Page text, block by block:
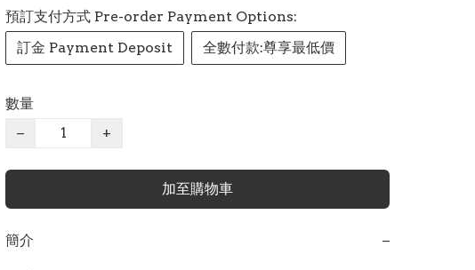
預訂支付方式 Pre-order Payment Options:
訂金 Payment Deposit
全數付款:尊享最低價
數量
−
+
加至購物車
簡介 −